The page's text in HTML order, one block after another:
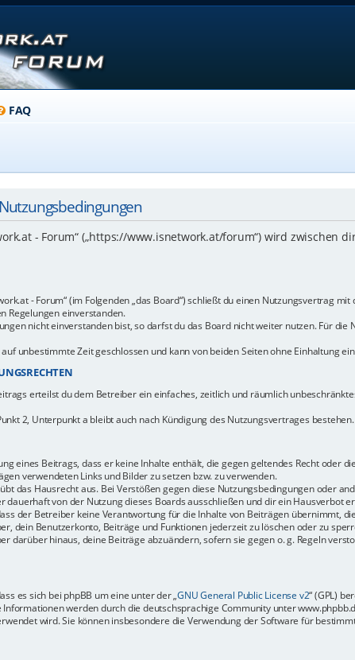
FAQ
- Forum“ („https://www.isnetwork.at/forum“) wird zwischen
- Forum“ (im Folgenden „das Board“) schließt du einen Nutzungsvertrag
Regelungen einverstanden.
nicht einverstanden bist, so darfst du das Board nicht weiter nutzen. Für
unbestimmte Zeit geschlossen und kann von beiden Seiten ohne Einhaltung
erteilst du dem Betreiber ein einfaches, zeitlich und räumlich
2, Unterpunkt a bleibt auch nach Kündigung des Nutzungsvertrages bestehen.
eines Beitrags, dass er keine Inhalte enthält, die gegen geltendes Recht oder
verwendeten Links und Bilder zu setzen bzw. zu verwenden.
das Hausrecht aus. Bei Verstößen gegen diese Nutzungsbedingungen oder
dauerhaft von der Nutzung dieses Boards ausschließen und dir ein Hausverbot
der Betreiber keine Verantwortung für die Inhalte von Beiträgen übernimmt,
dein Benutzerkonto, Beiträge und Funktionen jederzeit zu löschen oder zu
darüber hinaus, deine Beiträge abzuändern, sofern sie gegen o. g. Regeln
es sich bei phpBB um eine unter der „GNU General Public License v2“ (GPL)
werden durch die deutschsprachige Community unter
wird. Sie können insbesondere die Verwendung der Software für